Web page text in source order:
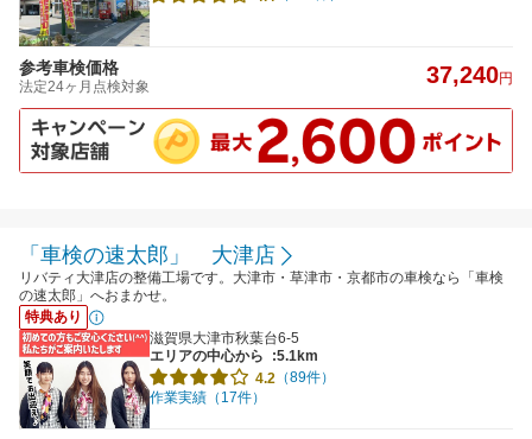
参考車検価格
法定24ヶ月点検対象 37,240円
「車検の速太郎」 大津店
リバティ大津店の整備工場です。大津市・草津市・京都市の車検なら「車検
の速太郎」へおまかせ。
特典あり
滋賀県大津市秋葉台6-5
エリアの中心から
:5.1km
4.2 （89件）
作業実績（17件）